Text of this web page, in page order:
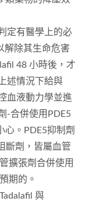
定有醫學上的必
解除其生命危害
48 小時後，才
述情況下給與
血液動力學並進
-合併使用PDE5
心。PDE5抑制劑
斷劑，皆屬血管
擴張劑合併使用
期的。
與